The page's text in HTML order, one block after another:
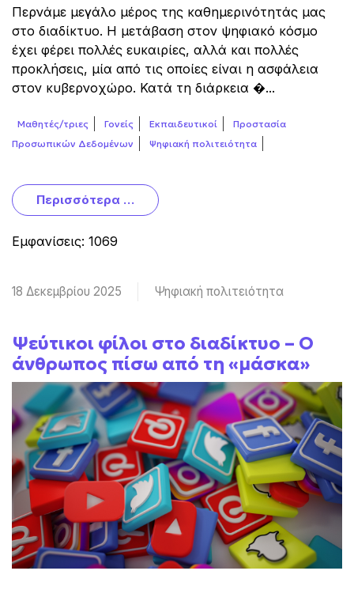
Περνάμε μεγάλο μέρος της καθημερινότητάς μας
στο διαδίκτυο. Η μετάβαση στον ψηφιακό κόσμο
έχει φέρει πολλές ευκαιρίες, αλλά και πολλές
προκλήσεις, μία από τις οποίες είναι η ασφάλεια
στον κυβερνοχώρο. Κατά τη διάρκεια �...
Μαθητές/τριες Γονείς Εκπαιδευτικοί
Προστασία
Προσωπικών Δεδομένων
Ψηφιακή πολιτειότητα
Περισσότερα …
Εμφανίσεις: 1069
18 Δεκεμβρίου 2025 Ψηφιακή πολιτειότητα
Ψεύτικοι φίλοι στο διαδίκτυο – Ο
άνθρωπος πίσω από τη «μάσκα»